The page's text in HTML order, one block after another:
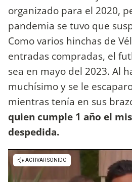
organizado para el 2020,
pandemia se tuvo que
Como varios hinchas de
entradas compradas, el
sea en mayo del 2023. Al
muchísimo y se le
mientras tenía en sus
quien cumple 1 año el
despedida.